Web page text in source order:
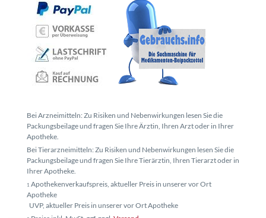
Bei Arzneimitteln: Zu Risiken und Nebenwirkungen lesen Sie die
Packungsbeilage und fragen Sie Ihre Ärztin, Ihren Arzt oder in Ihrer
Apotheke.
Bei Tierarzneimitteln: Zu Risiken und Nebenwirkungen lesen Sie die
Packungsbeilage und fragen Sie Ihre Tierärztin, Ihren Tierarzt oder in
Ihrer Apotheke.
1 Apothekenverkaufspreis, aktueller Preis in unserer vor Ort
Apotheke
UVP, aktueller Preis in unserer vor Ort Apotheke